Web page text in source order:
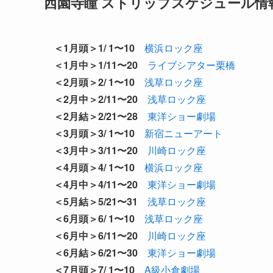
＜1月頭＞1/ 1〜10
横浜ロック座
＜1月中＞1/11〜20
ライブシアター栗橋
＜2月頭＞2/ 1〜10
浅草ロック座
＜2月中＞2/11〜20
浅草ロック座
＜2月結＞2/21〜28
東洋ショー劇場
＜3月頭＞3/ 1〜10
新宿ニューアート
＜3月中＞3/11〜20
川崎ロック座
＜4月頭＞4/ 1〜10
横浜ロック座
＜4月中＞4/11〜20
東洋ショー劇場
＜5月結＞5/21〜31
浅草ロック座
＜6月頭＞6/ 1〜10
浅草ロック座
＜6月中＞6/11〜20
川崎ロック座
＜6月結＞6/21〜30
東洋ショー劇場
＜7月頭＞7/ 1〜10
A級小倉劇場